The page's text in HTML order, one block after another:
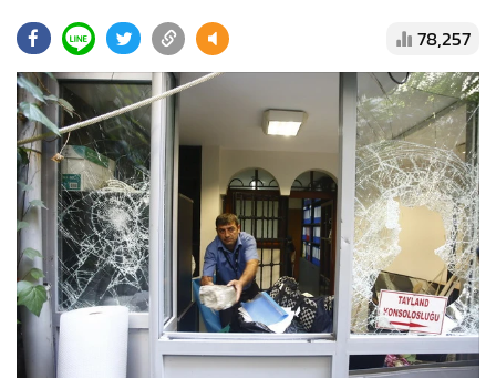
• ผู้จัดกวน
• Good health & Well-being
• Green Innovation & SD
• Management & HR
• MGR Live
• Infographic
• การเมือง
• ท่องเที่ยว
• กีฬา
•
ต่างประเทศ
78,257